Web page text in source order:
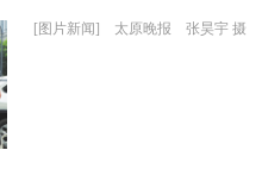
[图片新闻] 太原晚报 张昊宇 摄